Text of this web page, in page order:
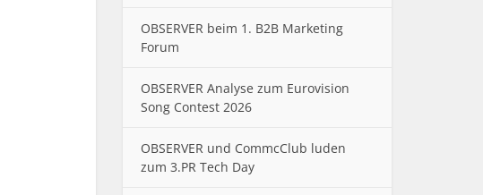
OBSERVER beim 1. B2B Marketing
Forum
OBSERVER Analyse zum Eurovision
Song Contest 2026
OBSERVER und CommcClub luden
zum 3.PR Tech Day